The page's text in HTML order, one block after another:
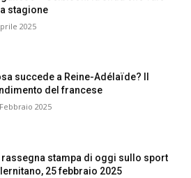
stagione
2025
succede a Reine-Adélaïde? Il
del francese
2025
rassegna stampa di oggi sullo sport
25 febbraio 2025